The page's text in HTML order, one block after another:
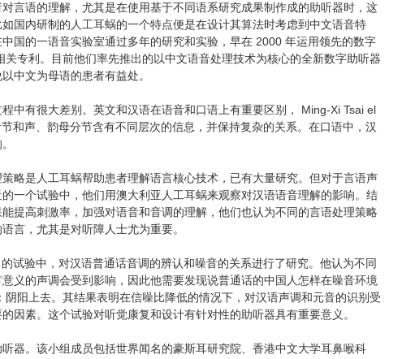
言语的理解，尤其是在使用基于不同语系研究成果制作成的助听器时，这
国内研制的人工耳蜗的一个特点便是在设计其算法时考虑到中文语音特
国的一语音实验室通过多年的研究和实验，早在 2000 年运用领先的数字
专利。目前他们率先推出的以中文语音处理技术为核心的全新数字助听器
中文为母语的患者有益处。
中有很大差别。英文和汉语在语音和口语上有重要区别， Ming-Xi Tsai el
和声、韵母分节含有不同层次的信息，并保持复杂的关系。在口语中，汉
略是人工耳蜗帮助患者理解语言核心技术，已有大量研究。但对于言语声
一个试验中，他们用澳大利亚人工耳蜗来观察对汉语语音理解的影响。结
提高刺激率，加强对语音和音调的理解，他们也认为不同的言语处理策略
言，尤其是对听障人士尤为重要。
试验中，对汉语普通话音调的辨认和噪音的关系进行了研究。他认为不同
义的声调会受到影响，因此他需要发现说普通话的中国人怎样在噪音环境
阳上去。其结果表明在信噪比降低的情况下，对汉语声调和元音的识别受
因素。这个试验对听觉康复和设计有针对性的助听器具有重要意义。
器。该小组成员包括世界闻名的豪斯耳研究院、香港中文大学耳鼻喉科